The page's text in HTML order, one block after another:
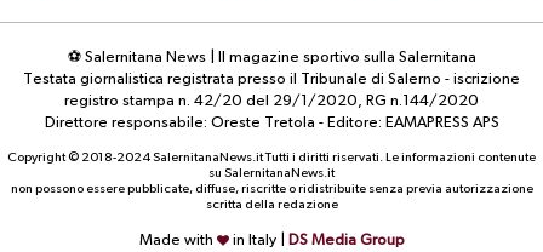
⚽ Salernitana News | Il magazine sportivo sulla Salernitana
Testata giornalistica registrata presso il Tribunale di Salerno - iscrizione
registro stampa n. 42/20 del 29/1/2020, RG n.144/2020
Direttore responsabile: Oreste Tretola - Editore: EAMAPRESS APS
Copyright © 2018-2024 SalernitanaNews.it Tutti i diritti riservati. Le informazioni contenute
su SalernitanaNews.it
non possono essere pubblicate, diffuse, riscritte o ridistribuite senza previa autorizzazione
scritta della redazione
Made with in Italy | DS Media Group